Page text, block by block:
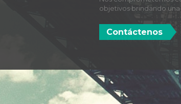
Nos caracterizamos por
Contáctenos